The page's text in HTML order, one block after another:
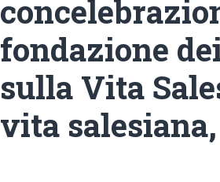
fondazione
sulla Vita
vita salesiana,